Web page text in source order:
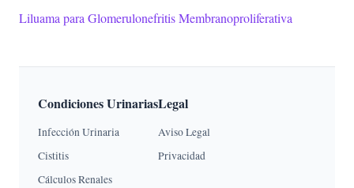
Liluama para Glomerulonefritis Membranoproliferativa
Condiciones Urinarias
Infección Urinaria
Cistitis
Cálculos Renales
Legal
Aviso Legal
Privacidad